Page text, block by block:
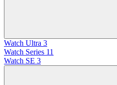
Watch Ultra 3
Watch Series 11
Watch SE 3